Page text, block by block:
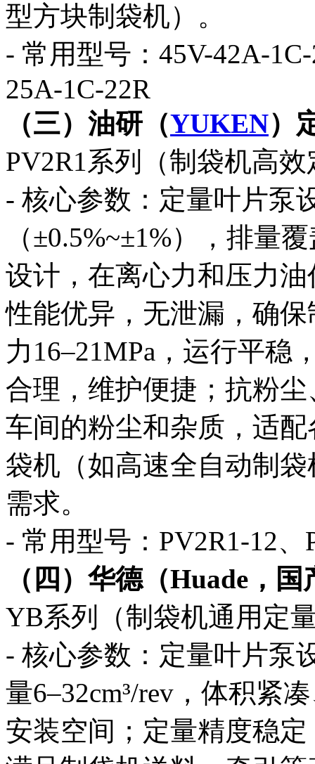
型方块制袋机）。
- 常用型号：45V-42A-
25A-1C-22R
（三）油研（YUKEN）
PV2R1系列（制袋机高
- 核心参数：定量叶片泵
（±0.5%~±1%），排量
设计，在离心力和压力
性能优异，无泄漏，确
力16–21MPa，运行平稳
合理，维护便捷；抗粉
车间的粉尘和杂质，适
袋机（如高速全自动制
需求。
- 常用型号：PV2R1-12、
（四）华德（Huade，
YB系列（制袋机通用定
- 核心参数：定量叶片泵
量6–32cm³/rev，体积紧
安装空间；定量精度稳